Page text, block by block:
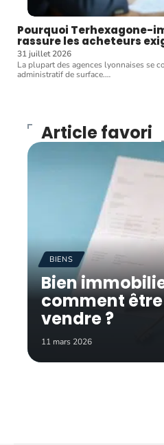
Pourquoi Terhexagone-
rassure les acheteurs
31 juillet 2026
La plupart des agences lyonnaises se
administratif de surface.…
Article favori
BIENS
Bien
comment
vendre ?
11 mars 2026